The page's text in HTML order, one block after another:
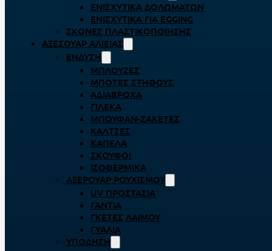
ΕΝΙΣΧΥΤΙΚΆ ΔΟΛΩΜΆΤΩΝ
ΕΝΙΣΧΥΤΙΚΆ ΓΙΑ EGGING
ΣΚΌΝΕΣ ΠΛΑΣΤΙΚΟΠΟΊΗΣΗΣ
ΑΞΕΣΟΥΆΡ ΑΛΙΕΊΑΣ
ΈΝΔΥΣΗ
ΜΠΛΟΎΖΕΣ
ΜΠΌΤΕΣ ΣΤΉΘΟΥΣ
ΑΔΙΆΒΡΟΧΑ
ΓΙΛΈΚΑ
ΜΠΟΥΦΆΝ-ΖΑΚΈΤΕΣ
ΚΆΛΤΣΕΣ
ΚΑΠΈΛΑ
ΣΚΟΎΦΟΙ
ΙΣΟΘΕΡΜΙΚΆ
ΑΞΕΡΟΥΆΡ ΡΟΥΧΙΣΜΟΎ
UV ΠΡΟΣΤΑΣΊΑ
ΓΆΝΤΙΑ
ΓΚΈΤΕΣ ΛΑΊΜΟΥ
ΓΥΑΛΙΆ
ΥΠΌΔΗΣΗ